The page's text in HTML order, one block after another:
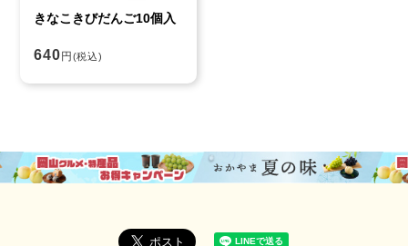
きなこきびだんご10個入
640 円 (税込)